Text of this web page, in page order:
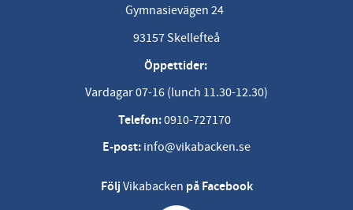
Gymnasievägen 24
93157 Skellefteå
Öppettider:
Vardagar 07-16 (lunch 11.30-12.30)
Telefon:0910-727170
E-post: info@vikabacken.se
FöljVikabacken på Facebook